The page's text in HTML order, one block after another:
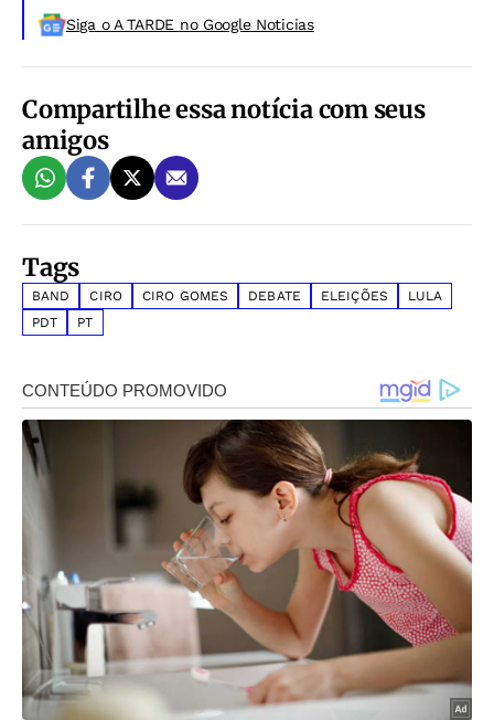
Siga o A TARDE no Google Noticias
Compartilhe essa notícia com seus
amigos
Tags
BAND CIRO CIRO GOMES DEBATE ELEIÇÕES
LULA
PDT
PT